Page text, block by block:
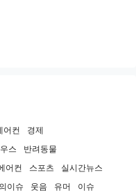
어컨
경제
스
반려동물
어컨 스포츠
실시간뉴스
이슈 웃음 유머
이슈